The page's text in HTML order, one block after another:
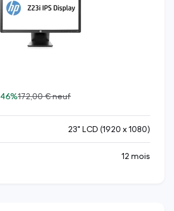
46%172,00 €neuf
23" LCD (1920 x 1080)
12 mois